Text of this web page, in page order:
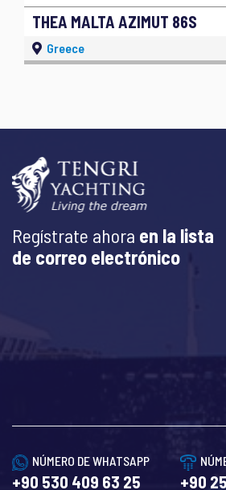
THEA MALTA AZIMUT 86S
Greece
Regístrate ahora en la lista
de correo electrónico
NÚMERO DE WHATSAPP
+90 530 409 63 25 +90